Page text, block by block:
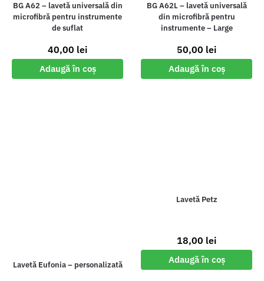
BG A62 – lavetă universală din
microfibră pentru instrumente
de suflat
40,00 lei
Adaugă în coș
BG A62L – lavetă universală
din microfibră pentru
instrumente – Large
50,00 lei
Adaugă în coș
Lavetă Eufonia – personalizată
Lavetă Petz
18,00 lei
Adaugă în coș